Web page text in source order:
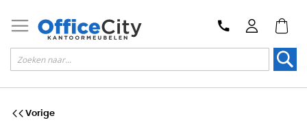
Vorige